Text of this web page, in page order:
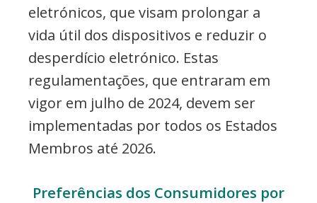
eletrónicos, que visam prolongar a
vida útil dos dispositivos e reduzir o
desperdício eletrónico. Estas
regulamentações, que entraram em
vigor em julho de 2024, devem ser
implementadas por todos os Estados
Membros até 2026.
Preferências dos Consumidores por